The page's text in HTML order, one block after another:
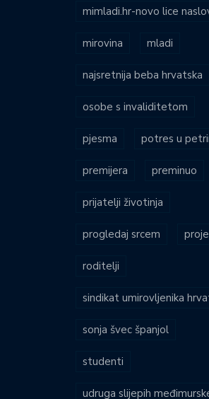
mimladi.hr-novo lice
mirovina mladi
najsretnija beba hrvatska
osobe s invaliditetom
pjesma potres u
premijera preminuo
prijatelji životinja
progledaj srcem
roditelji
sindikat umirovljenika
sonja švec španjol
studenti
udruga slijepih